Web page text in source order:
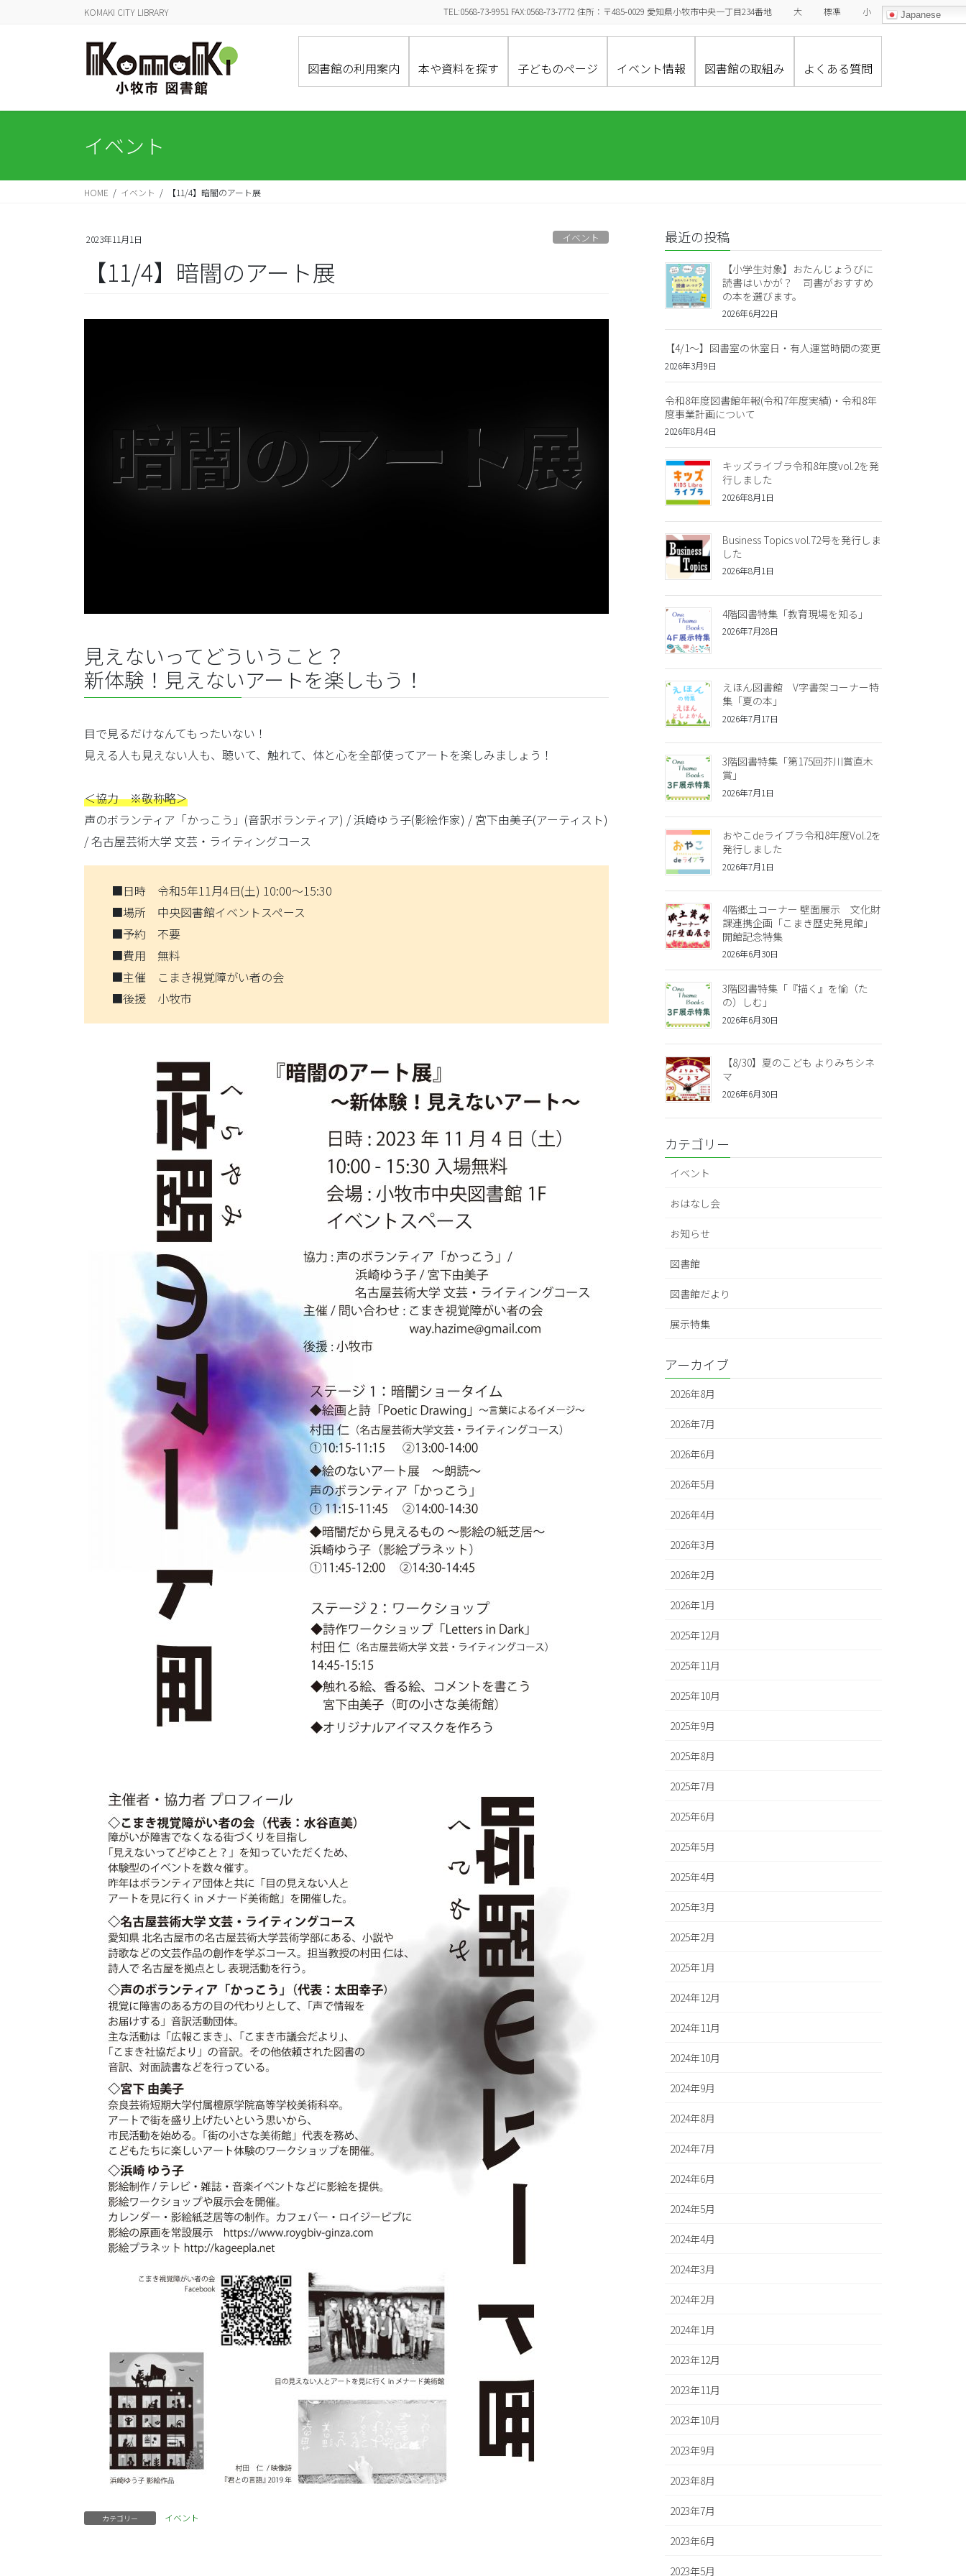
移
ン
KOMAKI CITY LIBRARY TEL:0568-73-9951 FAX:0568-73-7772 住所：〒485-0029 愛知県小牧市中央一丁目234番地 大 標準 小 Japanese
図書館の利用案内 本や資料を探す 子どものページ イベント情報 図書館の取組み よくある質問
イベント
HOME イベント 【11/4】暗闇のアート展
2023年11月1日 イベント
【11/4】暗闇のアート展
見えないってどういうこと？
新体験！見えないアートを楽しもう！
目で見るだけなんてもったいない！
見える人も見えない人も、聴いて、触れて、体と心を全部使ってアートを楽しみましょう！
＜協力 ※敬称略＞
声のボランティア「かっこう」(音訳ボランティア) / 浜崎ゆう子(影絵作家) / 宮下由美子(アーティスト)
/ 名古屋芸術大学 文芸・ライティングコース
■日時 令和5年11月4日(土) 10:00～15:30
■場所 中央図書館イベントスペース
■予約 不要
■費用 無料
■主催 こまき視覚障がい者の会
■後援 小牧市
カテゴリー イベント
最近の投稿
【小学生対象】おたんじょうびに
読書はいかが？ 司書がおすすめ
の本を選びます。
2026年6月22日
【4/1～】図書室の休室日・有人運営時間の変更
2026年3月9日
令和8年度図書館年報(令和7年度実績)・令和8年
度事業計画について
2026年8月4日
キッズライブラ令和8年度vol.2を発
行しました
2026年8月1日
Business Topics vol.72号を発行しま
した
2026年8月1日
4階図書特集「教育現場を知る」
2026年7月28日
えほん図書館 V字書架コーナー特
集「夏の本」
2026年7月17日
3階図書特集「第175回芥川賞直木
賞」
2026年7月1日
おやこdeライブラ令和8年度Vol.2を
発行しました
2026年7月1日
4階郷土コーナー 壁面展示 文化財
課連携企画「こまき歴史発見館」
開館記念特集
2026年6月30日
3階図書特集「『描く』を愉（た
の）しむ」
2026年6月30日
【8/30】夏のこども よりみちシネ
マ
2026年6月30日
カテゴリー
イベント
おはなし会
お知らせ
図書館
図書館だより
展示特集
アーカイブ
2026年8月
2026年7月
2026年6月
2026年5月
2026年4月
2026年3月
2026年2月
2026年1月
2025年12月
2025年11月
2025年10月
2025年9月
2025年8月
2025年7月
2025年6月
2025年5月
2025年4月
2025年3月
2025年2月
2025年1月
2024年12月
2024年11月
2024年10月
2024年9月
2024年8月
2024年7月
2024年6月
2024年5月
2024年4月
2024年3月
2024年2月
2024年1月
2023年12月
2023年11月
2023年10月
2023年9月
2023年8月
2023年7月
2023年6月
2023年5月